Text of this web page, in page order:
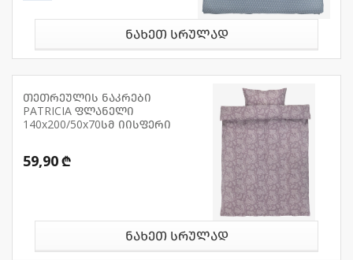
ნახეთ სრულად
თეთრეულის ნაკრები
PATRICIA ფლანელი
140x200/50x70სმ იისფერი
59,90 ₾
ნახეთ სრულად